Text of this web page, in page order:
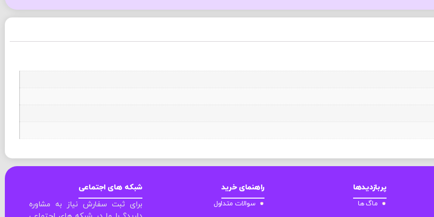
پربازدیدها
ماگ ها
راهنمای خرید
سوالات متداول
شبکه های اجتماعی
برای ثبت سفارش نیاز به مشاوره